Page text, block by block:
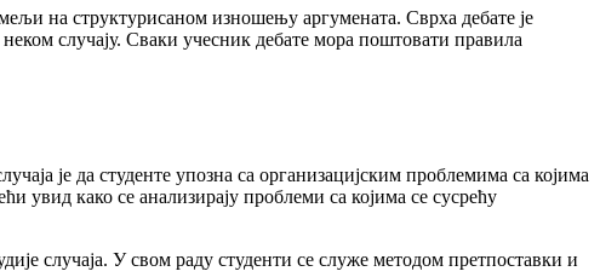
на структурисаном изношењу аргумената. Сврха дебате је
случају. Сваки учесник дебате мора поштовати правила
је да студенте упозна са организацијским проблемима са којима
увид како се анализирају проблеми са којима се сусрећу
случаја. У свом раду студенти се служе методом претпоставки и